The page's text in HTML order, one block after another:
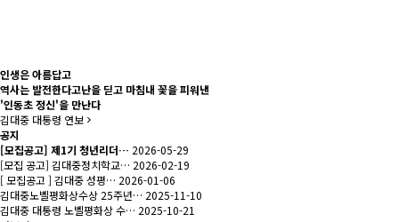
인생은 아름답고
역사는 발전한다고난을 딛고 마침내 꽃을 피워낸
'인동초 정신'을 만난다
김대중 대통령 연보
공지
[모집공고] 제1기 청년리더… 2026-05-29
[모집 공고] 김대중정치학교… 2026-02-19
[ 모집공고 ] 김대중 성평… 2026-01-06
김대중노벨평화상수상 25주년… 2025-11-10
김대중 대통령 노벨평화상 수… 2025-10-21